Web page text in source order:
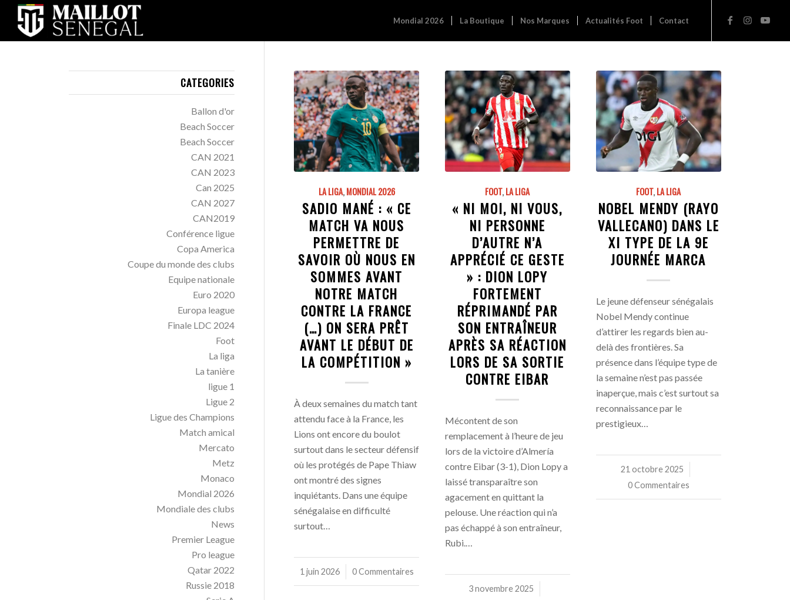
Mondial 2026 La Boutique Nos Marques Actualités Foot Contact
LA LIGA,MONDIAL 2026
SADIO MANÉ : « CE
MATCH VA NOUS
PERMETTRE DE
SAVOIR OÙ NOUS EN
SOMMES AVANT
NOTRE MATCH
CONTRE LA FRANCE
(…) ON SERA PRÊT
AVANT LE DÉBUT DE
LA COMPÉTITION »
À deux semaines du match tant
attendu face à la France, les
Lions ont encore du boulot
surtout dans le secteur défensif
où les protégés de Pape Thiaw
ont montré des signes
inquiétants. Dans une équipe
sénégalaise en difficulté
surtout…
1 juin 2026
/ 0 Commentaires
FOOT,LA LIGA
« NI MOI, NI VOUS,
NI PERSONNE
D’AUTRE N’A
APPRÉCIÉ CE GESTE
» : DION LOPY
FORTEMENT
RÉPRIMANDÉ PAR
SON ENTRAÎNEUR
APRÈS SA RÉACTION
LORS DE SA SORTIE
CONTRE EIBAR
Mécontent de son
remplacement à l’heure de jeu
lors de la victoire d’Almería
contre Eibar (3-1), Dion Lopy a
laissé transparaître son
agacement en quittant la
pelouse. Une réaction qui n’a
pas échappé à son entraîneur,
Rubi.…
3 novembre 2025
/
FOOT,LA LIGA
NOBEL MENDY (RAYO
VALLECANO) DANS LE
XI TYPE DE LA 9E
JOURNÉE MARCA
Le jeune défenseur sénégalais
Nobel Mendy continue
d’attirer les regards bien au-
delà des frontières. Sa
présence dans l’équipe type de
la semaine n’est pas passée
inaperçue, mais c’est surtout sa
reconnaissance par le
prestigieux…
21 octobre 2025
/
0 Commentaires
CATEGORIES
Ballon d'or
Beach Soccer
Beach Soccer
CAN 2021
CAN 2023
Can 2025
CAN 2027
CAN2019
Conférence ligue
Copa America
Coupe du monde des clubs
Equipe nationale
Euro 2020
Europa league
Finale LDC 2024
Foot
La liga
La tanière
ligue 1
Ligue 2
Ligue des Champions
Match amical
Mercato
Metz
Monaco
Mondial 2026
Mondiale des clubs
News
Premier League
Pro league
Qatar 2022
Russie 2018